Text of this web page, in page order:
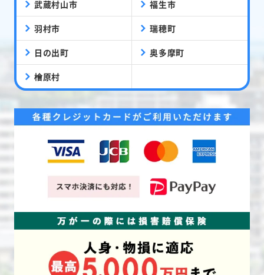
武蔵村山市 福生市
羽村市 瑞穂町
日の出町 奥多摩町
檜原村